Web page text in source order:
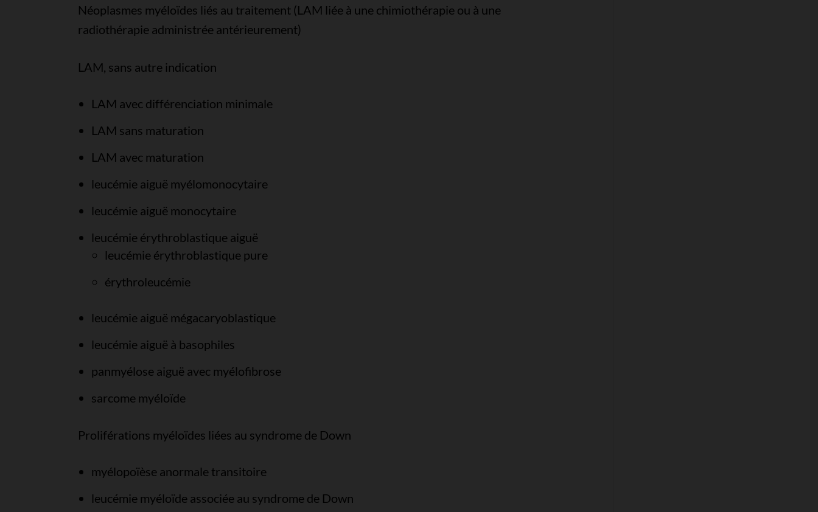
Néoplasmes myéloïdes liés au traitement (LAM liée à une chimiothérapie ou à une
radiothérapie administrée antérieurement)
LAM, sans autre indication
LAM avec différenciation minimale
LAM sans maturation
LAM avec maturation
leucémie aiguë myélomonocytaire
leucémie aiguë monocytaire
leucémie érythroblastique aiguë
leucémie érythroblastique pure
érythroleucémie
leucémie aiguë mégacaryoblastique
leucémie aiguë à basophiles
panmyélose aiguë avec myélofibrose
sarcome myéloïde
Proliférations myéloïdes liées au syndrome de Down
myélopoïèse anormale transitoire
leucémie myéloïde associée au syndrome de Down